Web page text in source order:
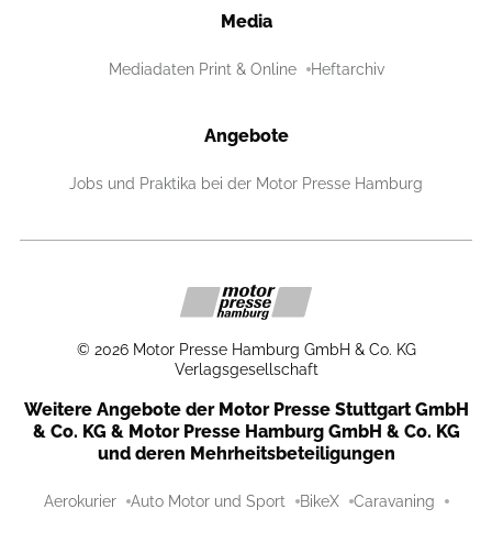
Media
Mediadaten Print & Online Heftarchiv
Angebote
Jobs und Praktika bei der Motor Presse Hamburg
© 2026 Motor Presse Hamburg GmbH & Co. KG
Verlagsgesellschaft
Weitere Angebote der Motor Presse Stuttgart GmbH
& Co. KG & Motor Presse Hamburg GmbH & Co. KG
und deren Mehrheitsbeteiligungen
Aerokurier Auto Motor und Sport BikeX Caravaning